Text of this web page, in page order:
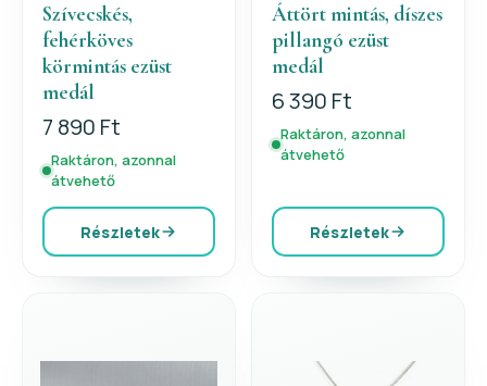
Szívecskés,
fehérköves
körmintás ezüst
medál
7 890 Ft
Raktáron, azonnal
átvehető
Részletek
Áttört mintás, díszes
pillangó ezüst
medál
6 390 Ft
Raktáron, azonnal
átvehető
Részletek